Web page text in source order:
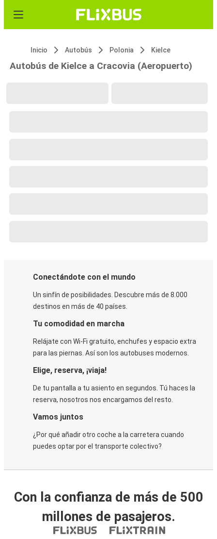
Inicio Autobús Polonia Kielce
Autobús de Kielce a Cracovia (Aeropuerto)
Conectándote con el mundo
Un sinfín de posibilidades. Descubre más de 8.000
destinos en más de 40 países.
Tu comodidad en marcha
Relájate con Wi-Fi gratuito, enchufes y espacio extra
para las piernas. Así son los autobuses modernos.
Elige, reserva, ¡viaja!
De tu pantalla a tu asiento en segundos. Tú haces la
reserva, nosotros nos encargamos del resto.
Vamos juntos
¿Por qué añadir otro coche a la carretera cuando
puedes optar por el transporte colectivo?
Con la confianza de más de 500
millones de pasajeros.